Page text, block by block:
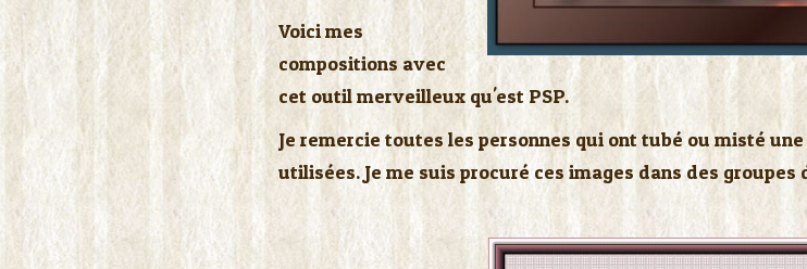
Voici mes
compositions avec
cet outil merveilleux qu'est PSP.
Je remercie toutes les personnes qui ont tubé ou misté
utilisées. Je me suis procuré ces images dans des